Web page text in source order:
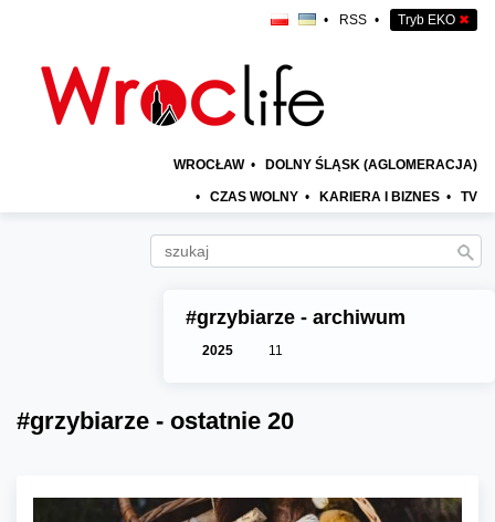
• RSS • Tryb EKO ✖
WROCŁAW • DOLNY ŚLĄSK (AGLOMERACJA)
• CZAS WOLNY • KARIERA I BIZNES • TV
#grzybiarze - archiwum
2025 11
#grzybiarze - ostatnie 20